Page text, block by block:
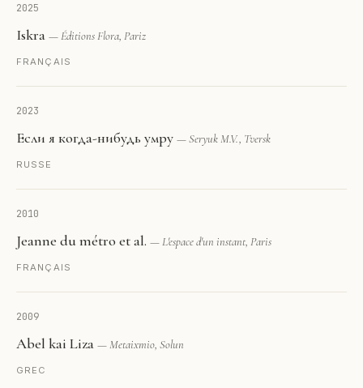
2025
Iskra — Éditions Flora, Pariz
FRANÇAIS
2023
Если я когда-нибудь умру — Seryuk M.V., Tversk
RUSSE
2010
Jeanne du métro et al. — L'espace d'un instant, Paris
FRANÇAIS
2009
Abel kai Liza — Metaixmio, Solun
GREC